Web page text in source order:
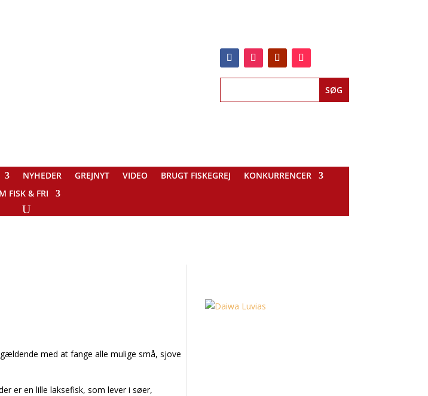
NYHEDER GREJNYT VIDEO BRUGT FISKEGREJ
KONKURRENCER
FISK & FRI
med at fange alle mulige små, sjove
er en lille laksefisk, som lever i søer,